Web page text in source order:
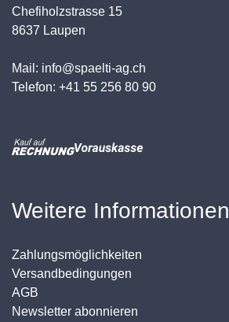
Chefiholzstrasse 15
8637 Laupen
Mail: info@spaelti-ag.ch
Telefon: +41 55 256 80 90
Weitere Informationen
Zahlungsmöglichkeiten
Versandbedingungen
AGB
Newsletter abonnieren